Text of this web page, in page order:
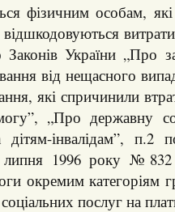
фізичним особам,
України „Про
від нещасного
які спричинили
„Про державну
інвалідам”, п.2
липня 1996 року
окремим категоріям
послуг на